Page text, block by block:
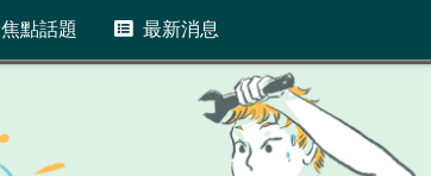
焦點話題 最新消息